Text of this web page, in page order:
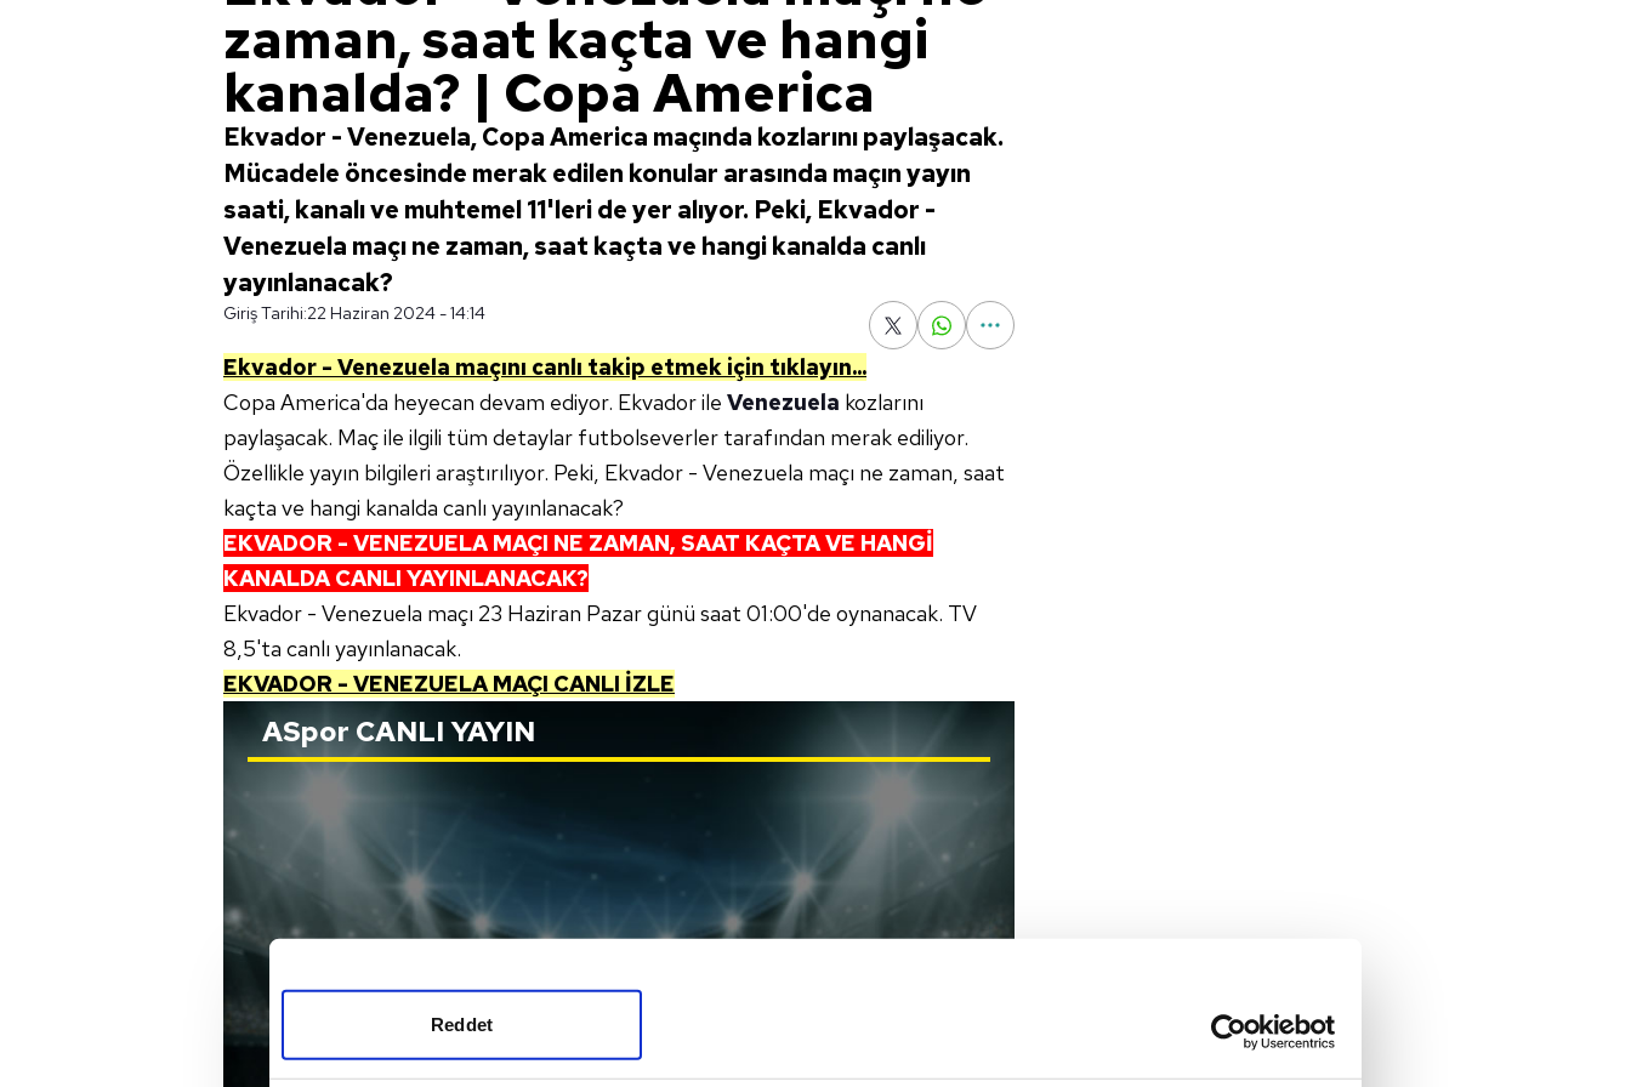
Reddet
zaman, saat kaçta ve hangi
kanalda? | Copa America
Ekvador - Venezuela, Copa America maçında kozlarını paylaşacak.
Mücadele öncesinde merak edilen konular arasında maçın yayın
saati, kanalı ve muhtemel 11'leri de yer alıyor. Peki, Ekvador -
Venezuela maçı ne zaman, saat kaçta ve hangi kanalda canlı
yayınlanacak?
Giriş Tarihi:22 Haziran 2024 - 14:14
Ekvador - Venezuela maçını canlı takip etmek için tıklayın...
Copa America'da heyecan devam ediyor. Ekvador ile Venezuela kozlarını
paylaşacak. Maç ile ilgili tüm detaylar futbolseverler tarafından merak ediliyor.
Özellikle yayın bilgileri araştırılıyor. Peki, Ekvador - Venezuela maçı ne zaman, saat
kaçta ve hangi kanalda canlı yayınlanacak?
EKVADOR - VENEZUELA MAÇI NE ZAMAN, SAAT KAÇTA VE HANGİ
KANALDA CANLI YAYINLANACAK?
Ekvador - Venezuela maçı 23 Haziran Pazar günü saat 01:00'de oynanacak. TV
8,5'ta canlı yayınlanacak.
EKVADOR - VENEZUELA MAÇI CANLI İZLE
ASporCANLI YAYIN